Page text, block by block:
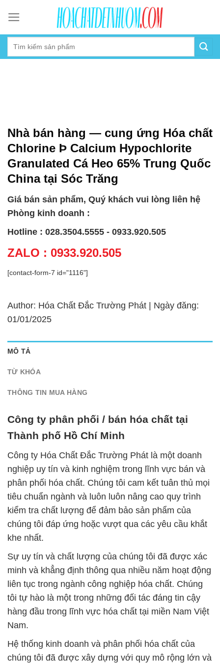
content
Nhà bán hàng — cung ứng Hóa chất
Chlorine Þ Calcium Hypochlorite
Granulated Cá Heo 65% Trung Quốc
China tại Sóc Trăng
Giá bán sản phẩm, Quý khách vui lòng liên hệ
Phòng kinh doanh :
Hotline : 028.3504.5555 - 0933.920.505
ZALO : 0933.920.505
[contact-form-7 id="1116"]
Author: Hóa Chất Đắc Trường Phát | Ngày đăng:
01/01/2025
MÔ TẢ
TỪ KHÓA
THÔNG TIN MUA HÀNG
Công ty phân phối / bán hóa chất tại
Thành phố Hồ Chí Minh
Công ty Hóa Chất Đắc Trường Phát là một doanh
nghiệp uy tín và kinh nghiệm trong lĩnh vực bán và
phân phối hóa chất. Chúng tôi cam kết tuân thủ mọi
tiêu chuẩn ngành và luôn luôn nâng cao quy trình
kiểm tra chất lượng để đảm bảo sản phẩm của
chúng tôi đáp ứng hoặc vượt qua các yêu cầu khắt
khe nhất.
Sự uy tín và chất lượng của chúng tôi đã được xác
minh và khẳng định thông qua nhiều năm hoạt động
liên tục trong ngành công nghiệp hóa chất. Chúng
tôi tự hào là một trong những đối tác đáng tin cậy
hàng đầu trong lĩnh vực hóa chất tại miền Nam Việt
Nam.
Hệ thống kinh doanh và phân phối hóa chất của
chúng tôi đã được xây dựng với quy mô rộng lớn và